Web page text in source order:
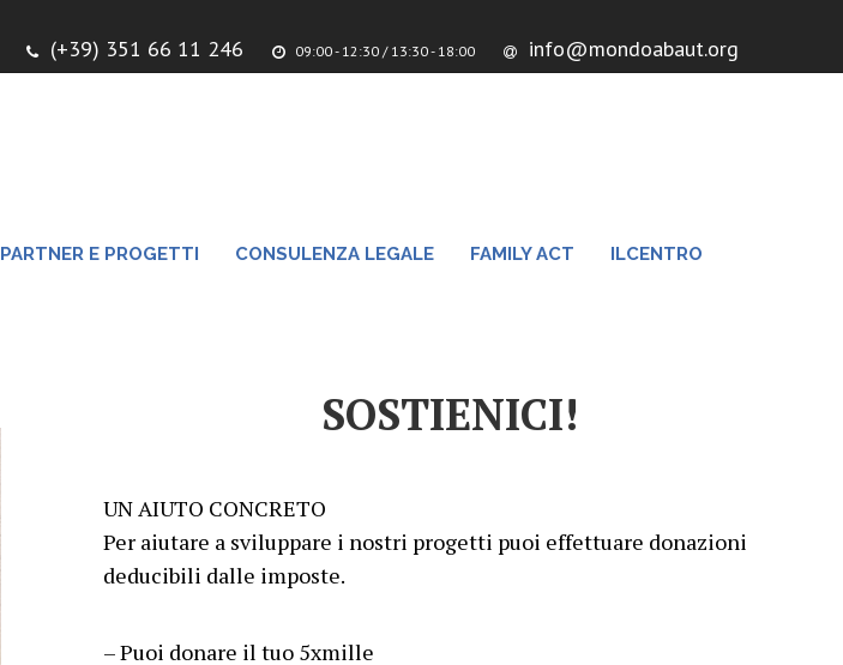
(+39) 351 66 11 246
09:00 - 12:30 / 13:30 - 18:00 info@mondoabaut.org
PARTNER E PROGETTI CONSULENZA LEGALE FAMILY ACT ILCENTRO
SOSTIENICI!
UN AIUTO CONCRETO
Per aiutare a sviluppare i nostri progetti puoi effettuare donazioni
deducibili dalle imposte.
– Puoi donare il tuo 5xmille